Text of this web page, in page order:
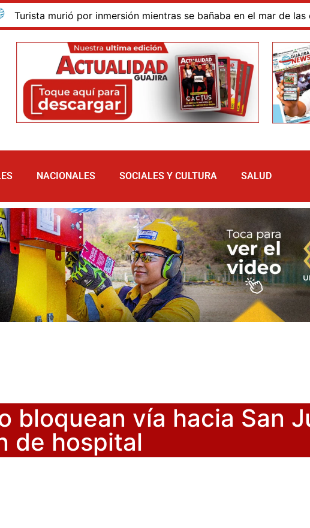
murió por inmersión mientras se bañaba en el mar de las dunas
NACIONALES SOCIALES Y CULTURA SALUD
bloquean vía hacia San
de hospital